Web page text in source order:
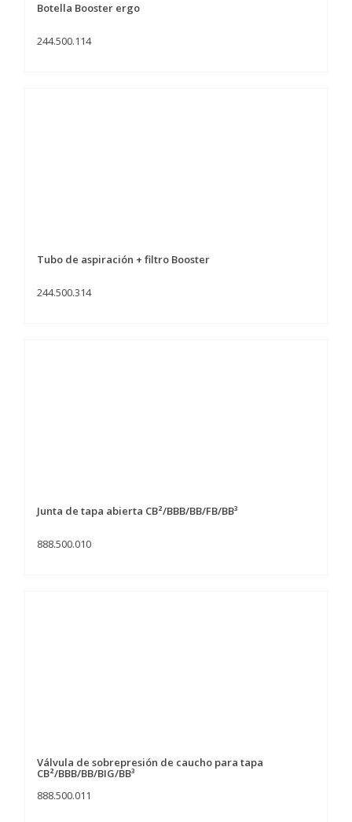
Botella Booster ergo
244.500.114
Tubo de aspiración + filtro Booster
244.500.314
Junta de tapa abierta CB²/BBB/BB/FB/BB³
888.500.010
Válvula de sobrepresión de caucho para tapa
CB²/BBB/BB/BIG/BB³
888.500.011